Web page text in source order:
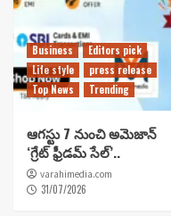
Business
Editors pick
Life style
press release
Top News
Trending
ఆగస్టు 7 నుంచి అమెజాన్
‘గ్రేట్ ఫ్రీడమ్ సేల్’..
varahimedia.com
31/07/2026